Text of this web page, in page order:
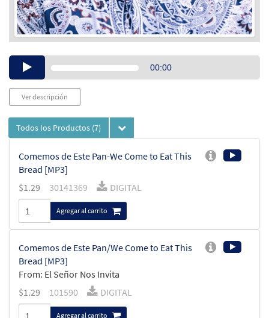
Audio00:00
Ver descripción
Todos los Productos (7)
Comemos de Este Pan-We Come to Eat This
Bread [MP3]
$1.29 30141369 DIGITAL
Agregar al carrito
Comemos de Este Pan/We Come to Eat This
Bread [MP3]
From: El Señor Nos Invita
$1.29 101590 DIGITAL
Agregar al carrito